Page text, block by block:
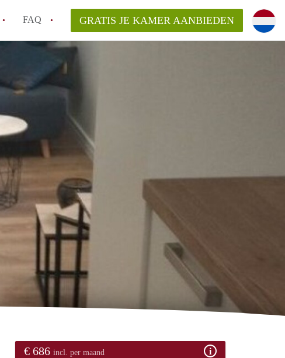
FAQ
op een Kamer in Eindhoven?
makelaarsvergoeding/bemiddelingsvergoeding?
GRATIS JE KAMER AANBIEDEN
€ 686 incl. per maand